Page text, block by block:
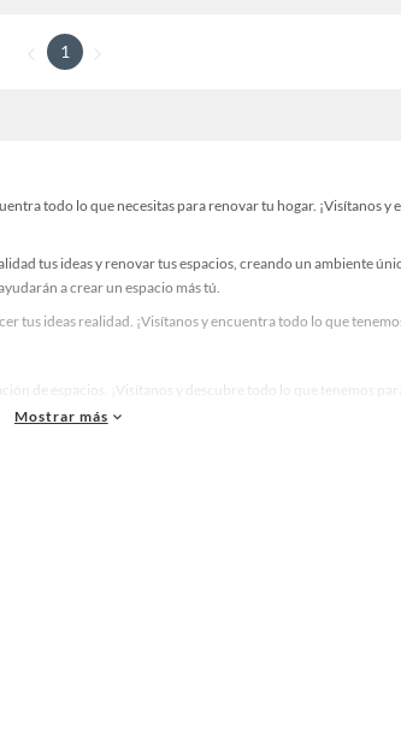
1
todo lo que necesitas para renovar tu hogar. ¡Visítanos
tus ideas y renovar tus espacios, creando un ambiente
a crear un espacio más tú.
tus ideas realidad. ¡Visítanos y encuentra todo lo que
de espacios. ¡Visítanos y descubre todo lo que tenemos
todo lo necesario para tus proyectos de renovación y
Mostrar más